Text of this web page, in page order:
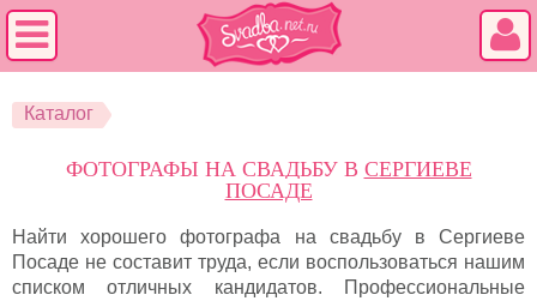
Каталог
ФОТОГРАФЫ НА СВАДЬБУ В СЕРГИЕВЕ
ПОСАДЕ
Найти хорошего фотографа на свадьбу в Сергиеве
Посаде не составит труда, если воспользоваться нашим
списком отличных кандидатов. Профессиональные